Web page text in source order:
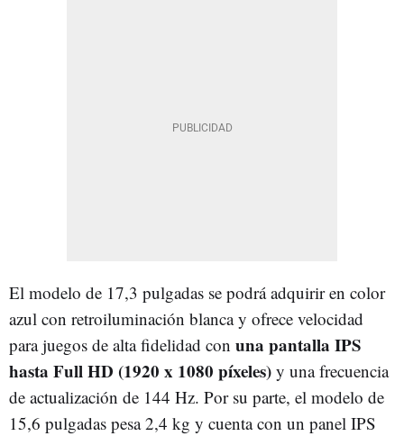
El modelo de 17,3 pulgadas se podrá adquirir en color
azul con retroiluminación blanca y ofrece velocidad
para juegos de alta fidelidad con una pantalla IPS
hasta Full HD (1920 x 1080 píxeles) y una frecuencia
de actualización de 144 Hz. Por su parte, el modelo de
15,6 pulgadas pesa 2,4 kg y cuenta con un panel IPS